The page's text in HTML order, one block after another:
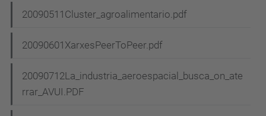
20090511Cluster_agroalimentario.pdf
20090601XarxesPeerToPeer.pdf
20090712La_industria_aeroespacial_busca_on_ate
rrar_AVUI.PDF